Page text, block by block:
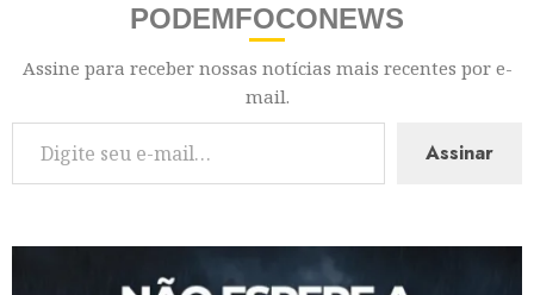
PODEMFOCONEWS
Assine para receber nossas notícias mais recentes por e-
mail.
Assinar